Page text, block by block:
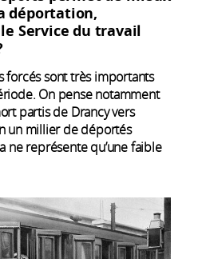
déportation,
Service du travail
forcés sont très importants
On pense notamment
partis de Drancy vers
un millier de déportés
ne représente qu’une faible